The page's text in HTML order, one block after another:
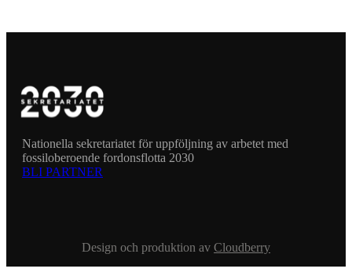
Nationella sekretariatet för uppföljning av arbetet med
fossiloberoende fordonsflotta 2030
BLI PARTNER
Design och produktion av Cloudberry